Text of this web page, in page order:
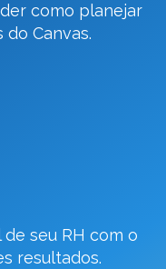
como planejar
Canvas.
seu RH com o
resultados.